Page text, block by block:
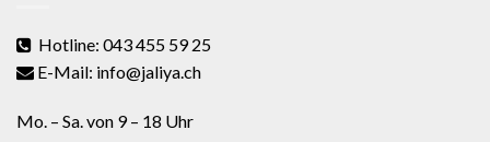
Hotline: 043 455 59 25
E-Mail: info@jaliya.ch
Mo. – Sa. von 9 – 18 Uhr